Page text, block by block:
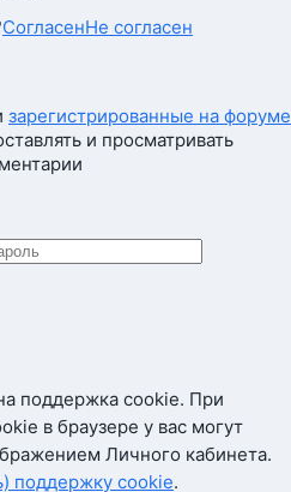
СогласенНе согласен
зарегистрированные на форуме
и просматривать
поддержка cookie. При
в браузере у вас могут
Личного кабинета.
поддержку cookie.